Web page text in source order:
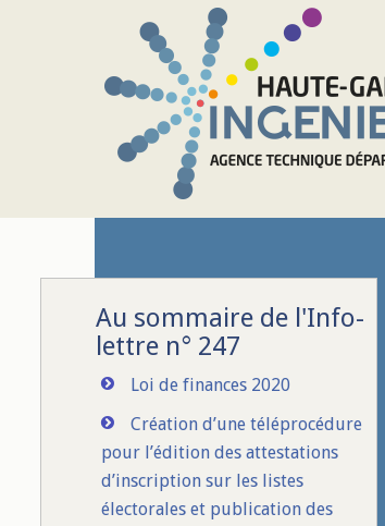
Au sommaire de l'Info-
lettre n° 247
Loi de finances 2020
Création d’une téléprocédure
pour l’édition des attestations
d’inscription sur les listes
électorales et publication des